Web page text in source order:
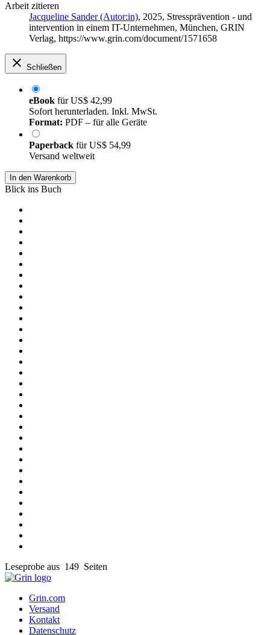
Arbeit zitieren
Jacqueline Sander (Autor:in), 2025, Stressprävention - und
intervention in einem IT-Unternehmen, München, GRIN
Verlag, https://www.grin.com/document/1571658
Schließen
eBook fürUS$ 42,99
Sofort herunterladen. Inkl. MwSt.
Format: PDF – für alle Geräte
Paperback fürUS$ 54,99
Versand weltweit
In den Warenkorb
Blick ins Buch
Leseprobe aus 149 Seiten
Grin.com
Versand
Kontakt
Datenschutz